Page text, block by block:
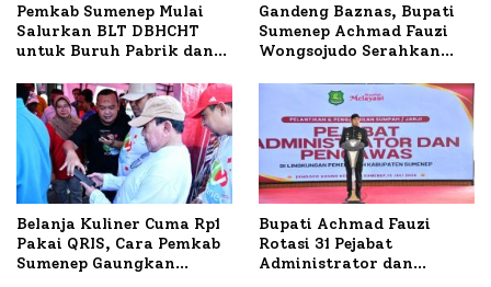
Pemkab Sumenep Mulai
Salurkan BLT DBHCHT
untuk Buruh Pabrik dan
Gandeng Baznas, Bupati
Sumenep Achmad Fauzi
Wongsojudo Serahkan
Dua Kecamatan
Belanja Kuliner Cuma Rp1
Pakai QRIS, Cara Pemkab
Sumenep Gaungkan
Bupati Achmad Fauzi
Rotasi 31 Pejabat
Administrator dan